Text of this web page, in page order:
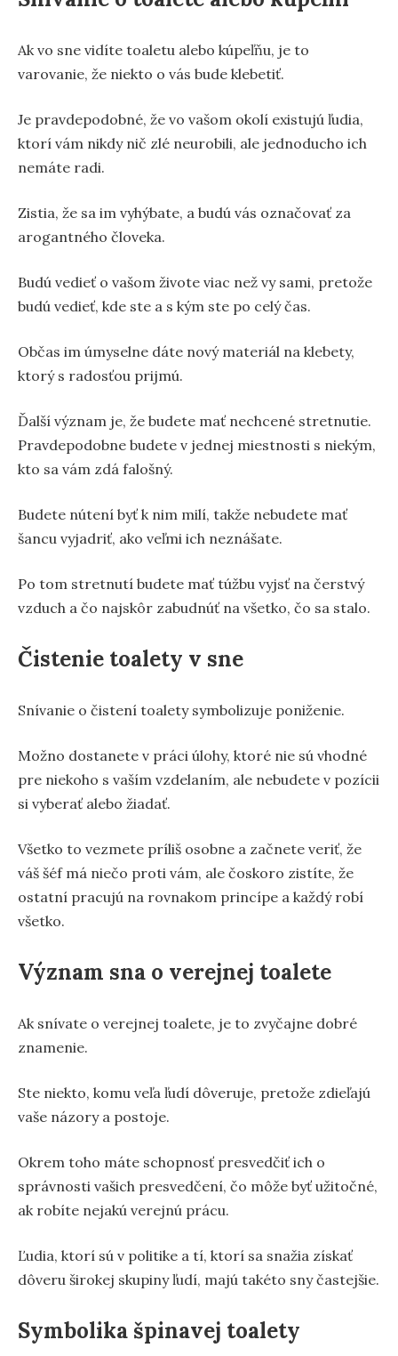
Ak vo sne vidíte toaletu alebo kúpeľňu, je to
varovanie, že niekto o vás bude klebetiť.
Je pravdepodobné, že vo vašom okolí existujú ľudia,
ktorí vám nikdy nič zlé neurobili, ale jednoducho ich
nemáte radi.
Zistia, že sa im vyhýbate, a budú vás označovať za
arogantného človeka.
Budú vedieť o vašom živote viac než vy sami, pretože
budú vedieť, kde ste a s kým ste po celý čas.
Občas im úmyselne dáte nový materiál na klebety,
ktorý s radosťou prijmú.
Ďalší význam je, že budete mať nechcené stretnutie.
Pravdepodobne budete v jednej miestnosti s niekým,
kto sa vám zdá falošný.
Budete nútení byť k nim milí, takže nebudete mať
šancu vyjadriť, ako veľmi ich neznášate.
Po tom stretnutí budete mať túžbu vyjsť na čerstvý
vzduch a čo najskôr zabudnúť na všetko, čo sa stalo.
Čistenie toalety v sne
Snívanie o čistení toalety symbolizuje poniženie.
Možno dostanete v práci úlohy, ktoré nie sú vhodné
pre niekoho s vaším vzdelaním, ale nebudete v pozícii
si vyberať alebo žiadať.
Všetko to vezmete príliš osobne a začnete veriť, že
váš šéf má niečo proti vám, ale čoskoro zistíte, že
ostatní pracujú na rovnakom princípe a každý robí
všetko.
Význam sna o verejnej toalete
Ak snívate o verejnej toalete, je to zvyčajne dobré
znamenie.
Ste niekto, komu veľa ľudí dôveruje, pretože zdieľajú
vaše názory a postoje.
Okrem toho máte schopnosť presvedčiť ich o
správnosti vašich presvedčení, čo môže byť užitočné,
ak robíte nejakú verejnú prácu.
Ľudia, ktorí sú v politike a tí, ktorí sa snažia získať
dôveru širokej skupiny ľudí, majú takéto sny častejšie.
Symbolika špinavej toalety